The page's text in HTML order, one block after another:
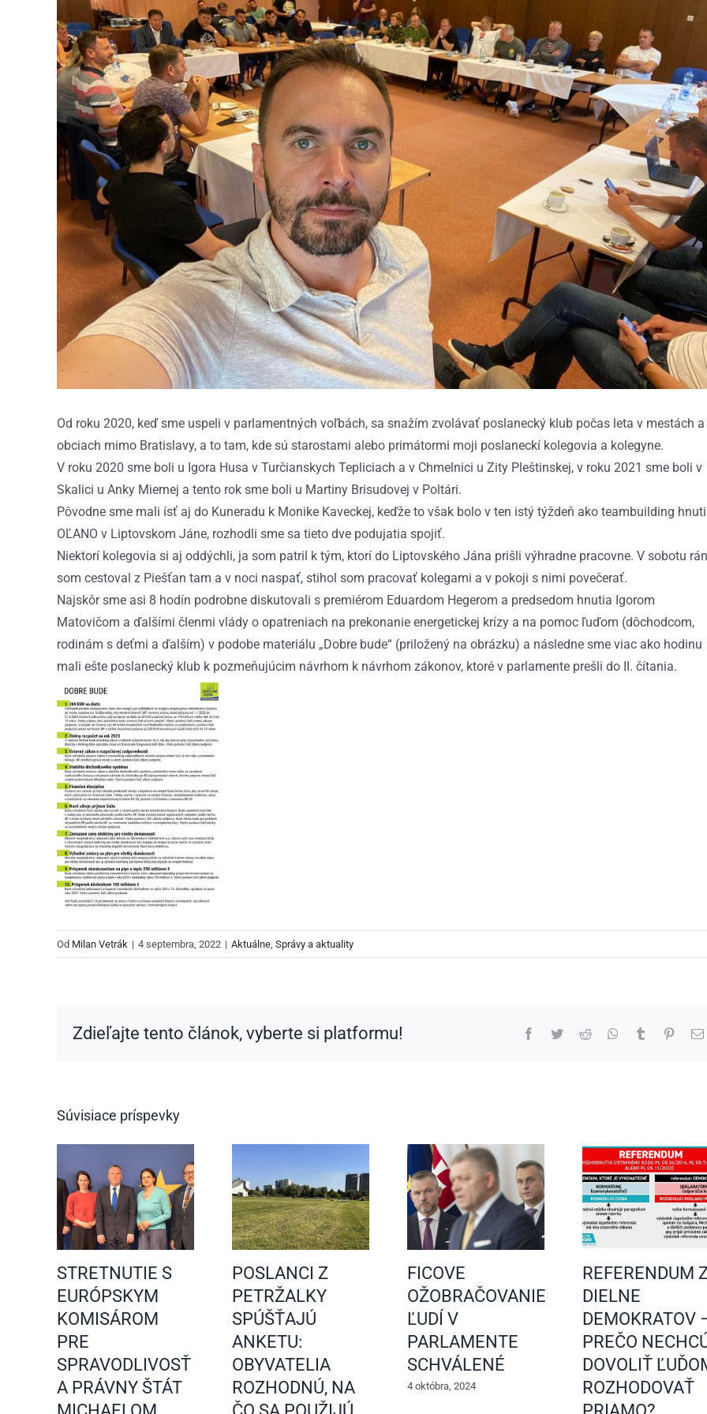
Od roku 2020, keď sme uspeli v parlamentných voľbách, sa snažím zvolávať poslanecký klub počas leta v mestách a
obciach mimo Bratislavy, a to tam, kde sú starostami alebo primátormi moji poslaneckí kolegovia a kolegyne.
V roku 2020 sme boli u Igora Husa v Turčianskych Tepliciach a v Chmelnici u Zity Pleštinskej, v roku 2021 sme boli v
Skalici u Anky Miernej a tento rok sme boli u Martiny Brisudovej v Poltári.
Pôvodne sme mali ísť aj do Kuneradu k Monike Kaveckej, keďže to však bolo v ten istý týždeň ako teambuilding
OĽANO v Liptovskom Jáne, rozhodli sme sa tieto dve podujatia spojiť.
Niektorí kolegovia si aj oddýchli, ja som patril k tým, ktorí do Liptovského Jána prišli výhradne pracovne. V sobotu
som cestoval z Piešťan tam a v noci naspať, stihol som pracovať kolegami a v pokoji s nimi povečerať.
Najskôr sme asi 8 hodín podrobne diskutovali s premiérom Eduardom Hegerom a predsedom hnutia Igorom
Matovičom a ďalšími členmi vlády o opatreniach na prekonanie energetickej krízy a na pomoc ľuďom (dôchodcom,
rodinám s deťmi a ďalším) v podobe materiálu „Dobre bude“ (priložený na obrázku) a následne sme viac ako hodinu
mali ešte poslanecký klub k pozmeňujúcim návrhom k návrhom zákonov, ktoré v parlamente prešli do II. čítania.
Od Milan Vetrák | 4 septembra, 2022 | Aktuálne Správy a aktuality
Zdieľajte tento článok, vyberte si platformu! Facebook
TwitterReddit WhatsApp
Tumblr
Súvisiace príspevky
STRETNUTIE S
EURÓPSKYM
KOMISÁROM
PRE
SPRAVODLIVOSŤ
A PRÁVNY ŠTÁT
POSLANCI Z
PETRŽALKY
SPÚŠŤAJÚ
ANKETU:
OBYVATELIA
ROZHODNÚ, NA
FICOVE
OŽOBRAČOVANIE
ĽUDÍ V
PARLAMENTE
SCHVÁLENÉ
4 októbra, 2024
REFERENDUM
DIELNE
DEMOKRATOV
PREČO
DOVOLIŤ
ROZHODOVAŤ